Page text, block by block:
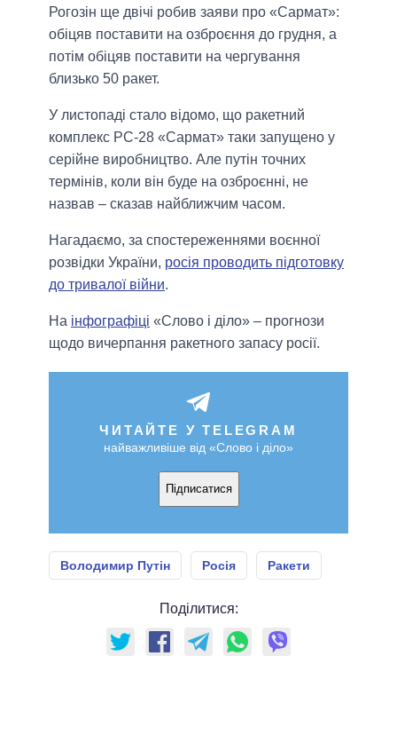
Рогозін ще двічі робив заяви про «Сармат»:
обіцяв поставити на озброєння до грудня, а
потім обіцяв поставити на чергування
близько 50 ракет.
У листопаді стало відомо, що ракетний
комплекс РС-28 «Сармат» таки запущено у
серійне виробництво. Але путін точних
термінів, коли він буде на озброєнні, не
назвав – сказав найближчим часом.
Нагадаємо, за спостереженнями воєнної
розвідки України, росія проводить підготовку
до тривалої війни.
На інфографіці «Слово і діло» – прогнози
щодо вичерпання ракетного запасу росії.
ЧИТАЙТЕ У TELEGRAM
найважливіше від «Слово і діло»
Підписатися
Володимир Путін Росія Ракети
Поділитися: